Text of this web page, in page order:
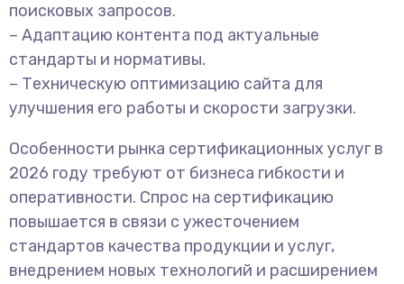
поисковых запросов.
– Адаптацию контента под актуальные
стандарты и нормативы.
– Техническую оптимизацию сайта для
улучшения его работы и скорости загрузки.
Особенности рынка сертификационных услуг в
2026 году требуют от бизнеса гибкости и
оперативности. Спрос на сертификацию
повышается в связи с ужесточением
стандартов качества продукции и услуг,
внедрением новых технологий и расширением